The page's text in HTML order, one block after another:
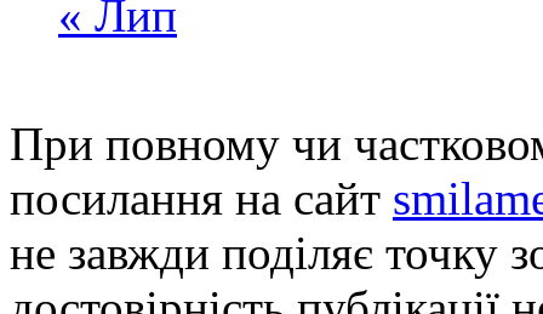
« Лип
При повному чи
посилання на сайт
не завжди поділяє точку